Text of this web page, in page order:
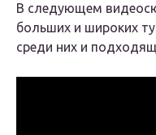
В следующем
больших и широких
среди них и